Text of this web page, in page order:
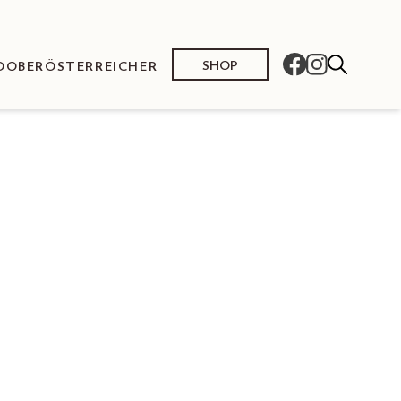
OBERÖSTERREICHER SHOP